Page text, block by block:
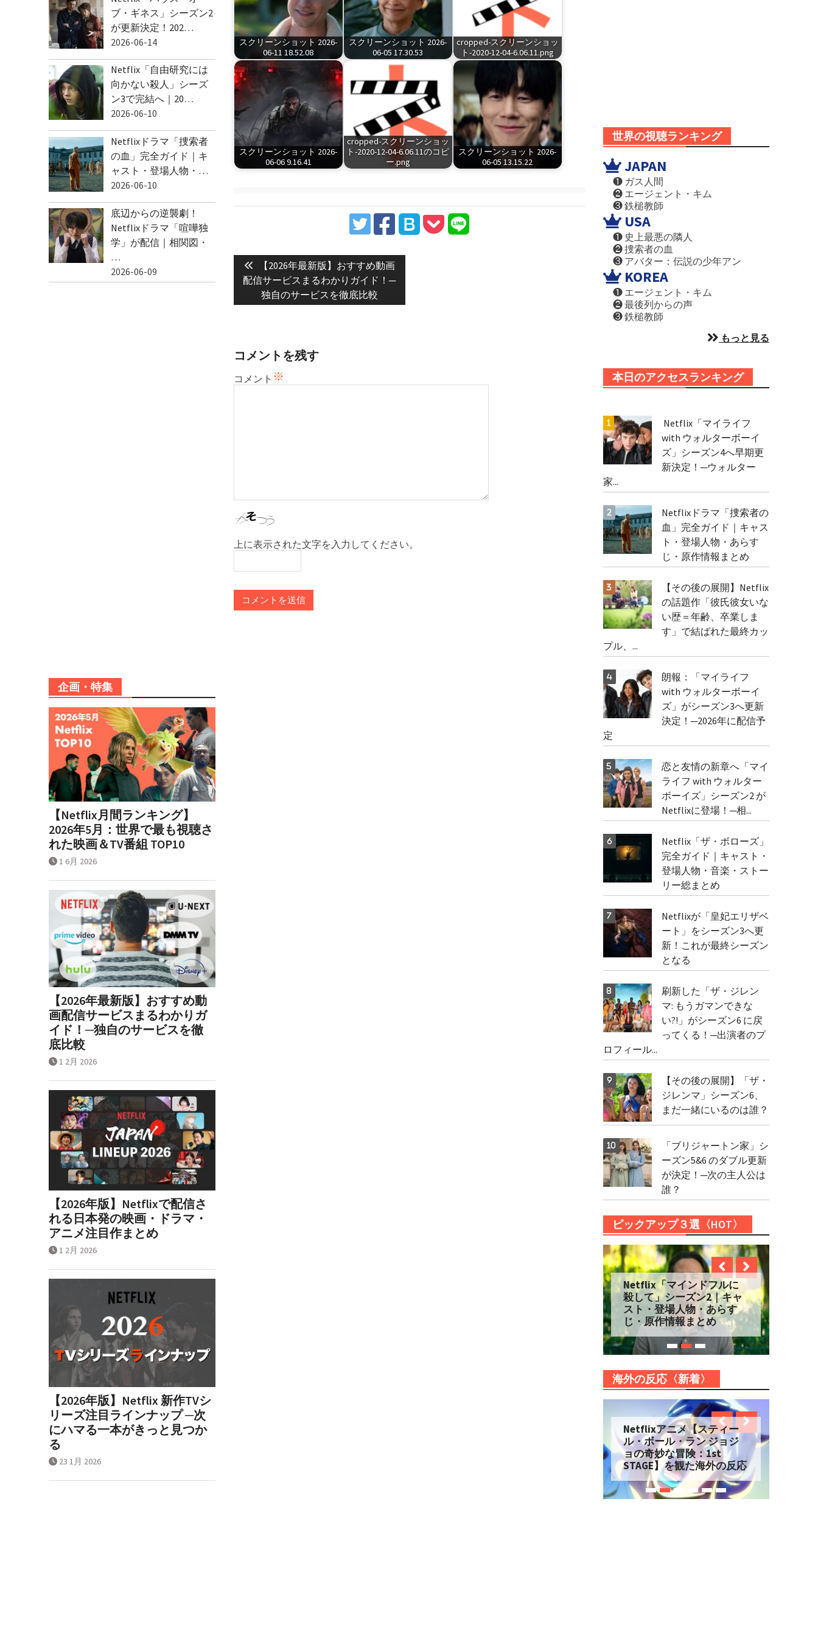
スクリーンショット 2026-
06-11 18.52.08
スクリーンショット 2026-
06-05 17.30.53
cropped-スクリーンショッ
ト-2020-12-04-6.06.11.png
スクリーンショット 2026-
06-06 9.16.41
cropped-スクリーンショッ
ト-2020-12-04-6.06.11のコピ
ー.png
スクリーンショット 2026-
06-05 13.15.22
投
稿
ナ
ビ
シ
ン
Previous
post:
【2026年最新版】おすすめ動画
配信サービスまるわかりガイド！─
独自のサービスを徹底比較
コメントを残す
コメント ※
上に表示された文字を入力してください。
世界の視聴ランキング
JAPAN
❶ ガス人間
❷ エージェント・キム
❸ 鉄槌教師
USA
❶ 史上最悪の隣人
❷ 捜索者の血
❸ アバター：伝説の少年アン
KOREA
❶ エージェント・キム
❷ 最後列からの声
❸ 鉄槌教師
もっと見る
本日のアクセスランキング
Netflix「マイライフ
with ウォルターボーイ
ズ」シーズン4へ早期更
新決定！─ウォルター
家...
Netflixドラマ「捜索者の
血」完全ガイド｜キャス
ト・登場人物・あらす
じ・原作情報まとめ
【その後の展開】Netflix
の話題作「彼氏彼女いな
い歴＝年齢、卒業しま
す」で結ばれた最終カッ
プル、...
朗報：「マイライフ
with ウォルターボーイ
ズ」がシーズン3へ更新
決定！─2026年に配信予
定
恋と友情の新章へ「マイ
ライフ with ウォルター
ボーイズ」シーズン2 が
Netflixに登場！─相...
Netflix「ザ・ボローズ」
完全ガイド｜キャスト・
登場人物・音楽・ストー
リー総まとめ
Netflixが「皇妃エリザベ
ート」をシーズン3へ更
新！これが最終シーズン
となる
刷新した「ザ・ジレン
マ: もうガマンできな
い?!」がシーズン6 に戻
ってくる！─出演者のプ
ロフィール...
【その後の展開】「ザ・
ジレンマ」シーズン6、
まだ一緒にいるのは誰？
「ブリジャートン家」シ
ーズン5&6 のダブル更新
が決定！─次の主人公は
誰？
ピックアップ３選〈HOT〉
Netflix「マインドフルに
殺して」シーズン2｜キャ
スト・登場人物・あらす
じ・原作情報まとめ
海外の反応〈新着〉
Netflixアニメ【スティー
ル・ボール・ラン ジョジ
ョの奇妙な冒険：1st
STAGE】を観た海外の反応
ブ・ギネス」シーズン2
が更新決定！202…
2026-06-14
Netflix「自由研究には
向かない殺人」シーズ
ン3で完結へ｜20…
2026-06-10
Netflixドラマ「捜索者
の血」完全ガイド｜キ
ャスト・登場人物・…
2026-06-10
底辺からの逆襲劇！
Netflixドラマ「喧嘩独
学」が配信｜相関図・
…
2026-06-09
企画・特集
【Netflix月間ランキング】
2026年5月：世界で最も視聴さ
れた映画＆TV番組 TOP10
1 6月 2026
【2026年最新版】おすすめ動
画配信サービスまるわかりガ
イド！─独自のサービスを徹
底比較
1 2月 2026
【2026年版】Netflixで配信さ
れる日本発の映画・ドラマ・
アニメ注目作まとめ
1 2月 2026
【2026年版】Netflix 新作TVシ
リーズ注目ラインナップ ─次
にハマる一本がきっと見つか
る
23 1月 2026